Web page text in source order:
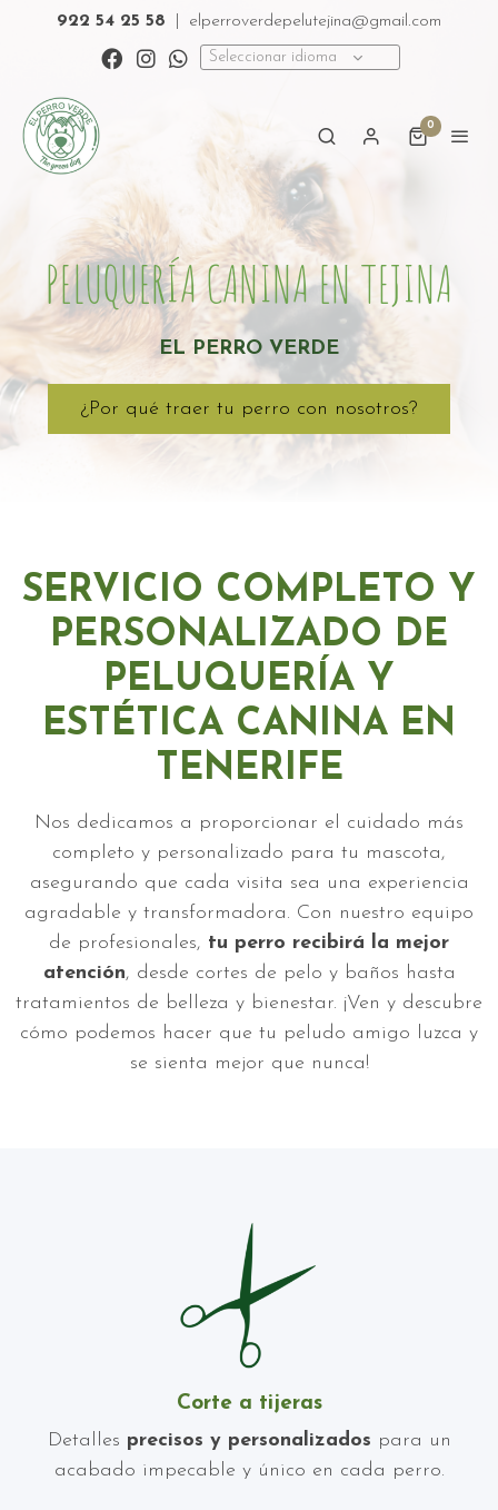
922 54 25 58 elperroverdepelutejina@gmail.com
Seleccionar idioma
0
PELUQUERÍA CANINA EN TEJINA
EL PERRO VERDE
¿Por qué traer tu perro con nosotros?
SERVICIO COMPLETO Y
PERSONALIZADO DE
PELUQUERÍA Y
ESTÉTICA CANINA EN
TENERIFE
Nos dedicamos a proporcionar el cuidado más
completo y personalizado para tu mascota,
asegurando que cada visita sea una experiencia
agradable y transformadora. Con nuestro equipo
de profesionales, tu perro recibirá la mejor
atención, desde cortes de pelo y baños hasta
tratamientos de belleza y bienestar. ¡Ven y descubre
cómo podemos hacer que tu peludo amigo luzca y
se sienta mejor que nunca!
Corte a tijeras
Detalles precisos y personalizados para un
acabado impecable y único en cada perro.